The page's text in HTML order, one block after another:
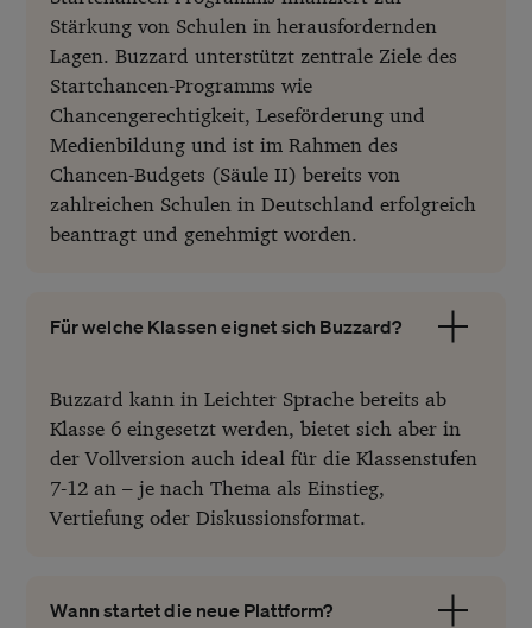
Stärkung von Schulen in herausfordernden
Lagen. Buzzard unterstützt zentrale Ziele des
Startchancen-Programms wie
Chancengerechtigkeit, Leseförderung und
Medienbildung und ist im Rahmen des
Chancen-Budgets (Säule II) bereits von
zahlreichen Schulen in Deutschland erfolgreich
beantragt und genehmigt worden.
Für welche Klassen eignet sich Buzzard?
Buzzard kann in Leichter Sprache bereits ab
Klasse 6 eingesetzt werden, bietet sich aber in
der Vollversion auch ideal für die Klassenstufen
7-12 an – je nach Thema als Einstieg,
Vertiefung oder Diskussionsformat.
Wann startet die neue Plattform?